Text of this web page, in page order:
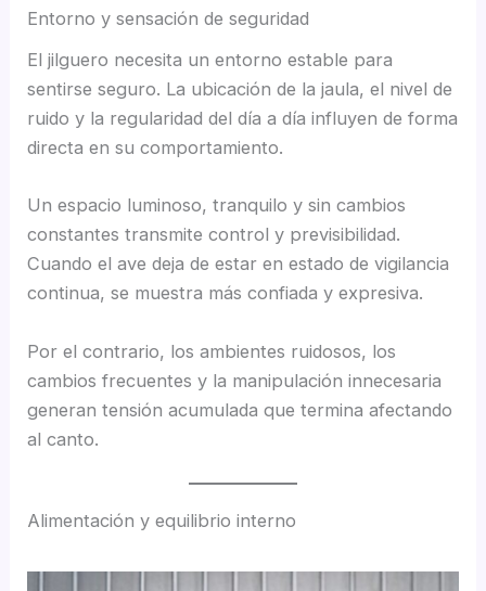
Entorno y sensación de seguridad
El jilguero necesita un entorno estable para
sentirse seguro. La ubicación de la jaula, el nivel de
ruido y la regularidad del día a día influyen de forma
directa en su comportamiento.
Un espacio luminoso, tranquilo y sin cambios
constantes transmite control y previsibilidad.
Cuando el ave deja de estar en estado de vigilancia
continua, se muestra más confiada y expresiva.
Por el contrario, los ambientes ruidosos, los
cambios frecuentes y la manipulación innecesaria
generan tensión acumulada que termina afectando
al canto.
Alimentación y equilibrio interno